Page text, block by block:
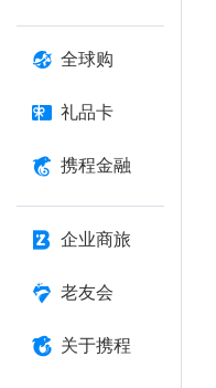
全球购
礼品卡
携程金融
企业商旅
老友会
关于携程